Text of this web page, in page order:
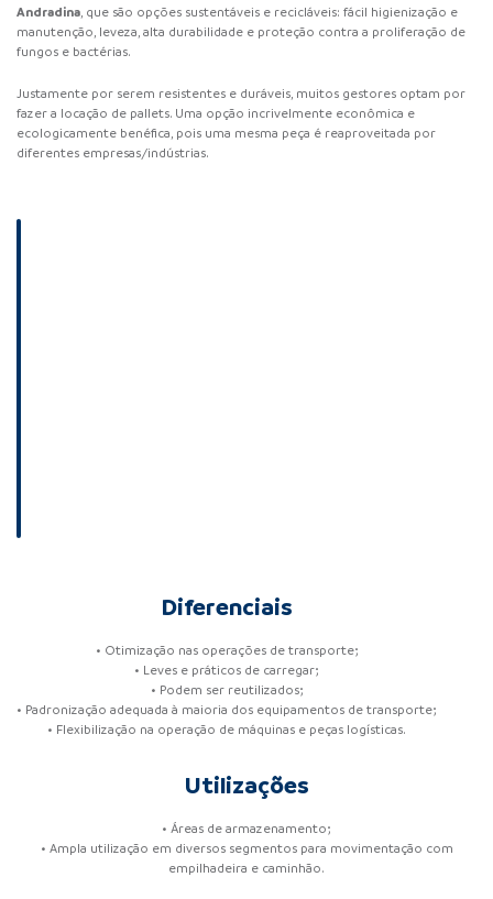
Andradina, que são opções sustentáveis e recicláveis: fácil higienização e
manutenção, leveza, alta durabilidade e proteção contra a proliferação de
fungos e bactérias.
Justamente por serem resistentes e duráveis, muitos gestores optam por
fazer a locação de pallets. Uma opção incrivelmente econômica e
ecologicamente benéfica, pois uma mesma peça é reaproveitada por
diferentes empresas/indústrias.
Diferenciais
• Otimização nas operações de transporte;
• Leves e práticos de carregar;
• Podem ser reutilizados;
• Padronização adequada à maioria dos equipamentos de transporte;
• Flexibilização na operação de máquinas e peças logísticas.
Utilizações
• Áreas de armazenamento;
• Ampla utilização em diversos segmentos para movimentação com
empilhadeira e caminhão.